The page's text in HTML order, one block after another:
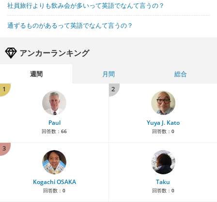
社員旅行よりも飲み会が多いって英語でなんて言うの？
通ずるものがあるって英語でなんて言うの？
アンカーランキング
週間 月間
総合
1
Paul
回答数： 66
2
Yuya J. Kato
回答数： 0
3
Kogachi OSAKA
回答数： 0
Taku
回答数： 0